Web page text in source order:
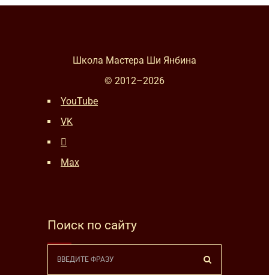
Школа Мастера Ши Янбина
© 2012–2026
YouTube
VK
Max
Поиск по сайту